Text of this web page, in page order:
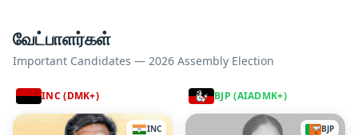
வேட்பாளர்கள்
Important Candidates — 2026 Assembly Election
INC (DMK+)
INC
BJP (AIADMK+)
BJP